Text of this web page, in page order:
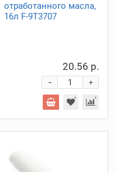
отработанного масла,
16л F-9T3707
20.56 р.
+
-